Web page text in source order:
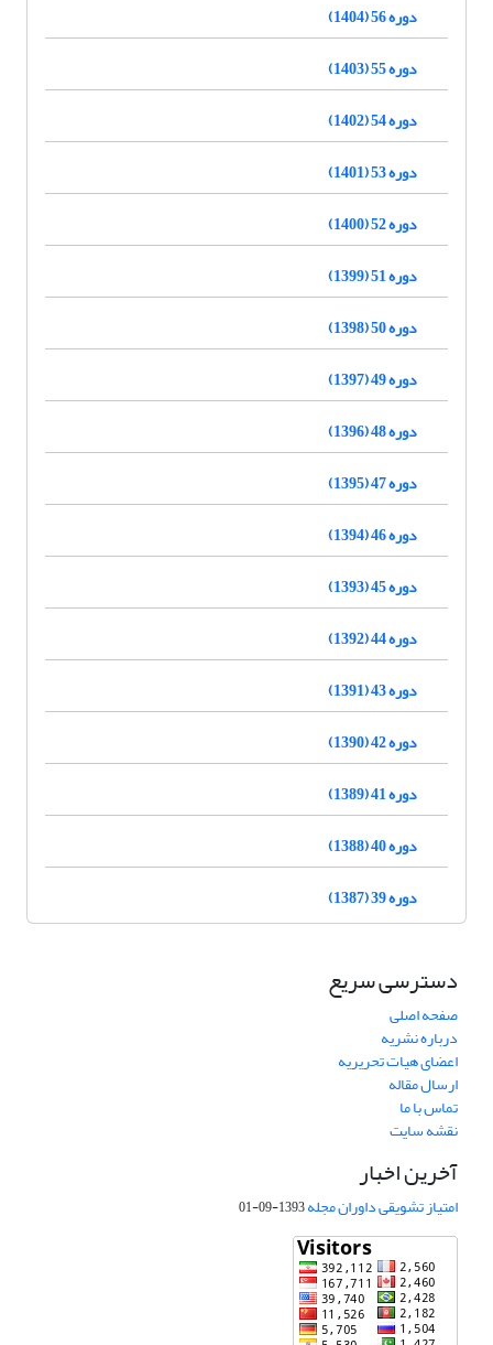
دوره 56 (1404)
دوره 55 (1403)
دوره 54 (1402)
دوره 53 (1401)
دوره 52 (1400)
دوره 51 (1399)
دوره 50 (1398)
دوره 49 (1397)
دوره 48 (1396)
دوره 47 (1395)
دوره 46 (1394)
دوره 45 (1393)
دوره 44 (1392)
دوره 43 (1391)
دوره 42 (1390)
دوره 41 (1389)
دوره 40 (1388)
دوره 39 (1387)
دسترسی سریع
صفحه اصلی
درباره نشریه
اعضای هیات تحریریه
ارسال مقاله
تماس با ما
نقشه سایت
آخرین اخبار
امتیاز تشویقی داوران مجله1393-09-01